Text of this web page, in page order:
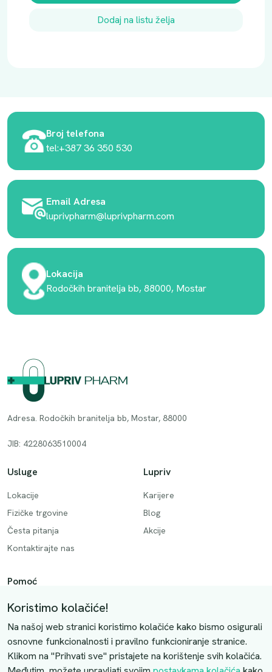
Dodaj na listu želja
Broj telefona
tel:+387 36 350 530
Email Adresa
luprivpharm@luprivpharm.com
Lokacija
Rodočkih branitelja bb, 88000, Mostar
Adresa. Rodočkih branitelja bb, Mostar, 88000
JIB: 4228063510004
Usluge
Lokacije
Fizičke trgovine
Česta pitanja
Kontaktirajte nas
Lupriv
Karijere
Blog
Akcije
Pomoć
Način plaćanja
Dostava
Povrati i otkazivanje
Uslovi kupovine
Koristimo kolačiće!
Na našoj web stranici koristimo kolačiće kako bismo osigurali
osnovne funkcionalnosti i pravilno funkcioniranje stranice.
Klikom na "Prihvati sve" pristajete na korištenje svih kolačića.